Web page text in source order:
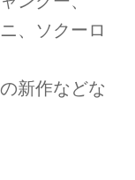
、ソクーロ
新作などな